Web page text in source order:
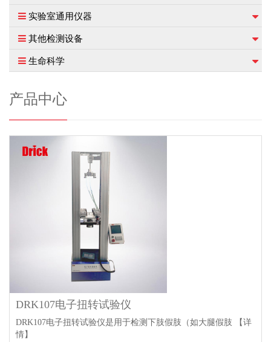
实验室通用仪器
其他检测设备
生命科学
产品中心
DRK107电子扭转试验仪
DRK107电子扭转试验仪是用于检测下肢假肢（如大腿假肢
【详
情】